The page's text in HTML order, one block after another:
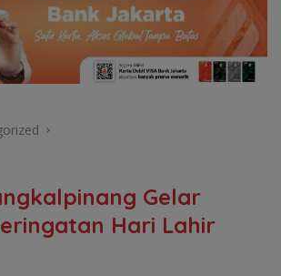
Gelar
Hari Lahir